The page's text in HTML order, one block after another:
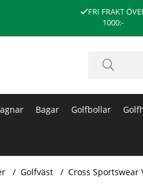
FRI FRAKT
1000:-
Bagar Golfbollar
Golfväst Cross Sportswear